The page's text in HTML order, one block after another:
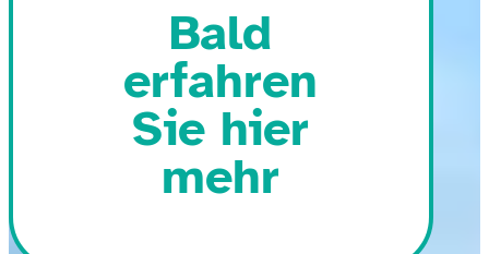
Bald
erfahren
Sie hier
mehr